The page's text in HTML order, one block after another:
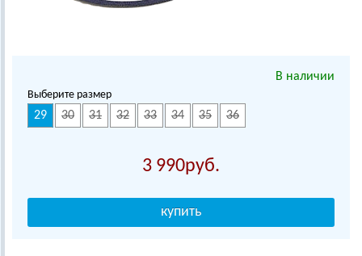
В наличии
Выберите размер
29 30 31 32 33 34 35 36
3 990